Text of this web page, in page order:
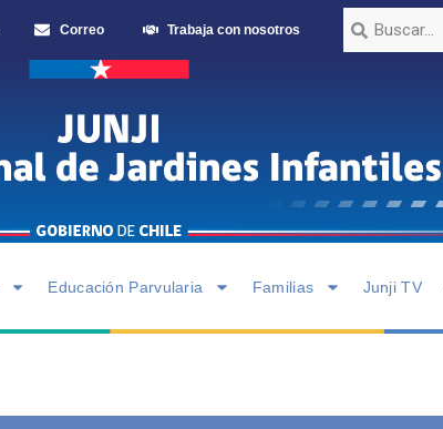
Correo Trabaja con nosotros
Educación Parvularia Familias Junji TV